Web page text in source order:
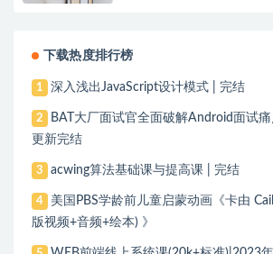
下载热度排行榜
1 深入浅出JavaScript设计模式 | 完结
2
BAT大厂面试官全面破解Android面试痛
更新完结
3 acwing算法基础课与提高课 | 完结
4
美国PBS学龄前儿童启蒙动画《卡由
版视频+音频+绘本) 》